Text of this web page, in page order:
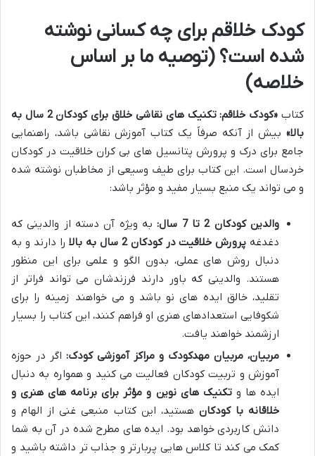
کودک خلاقم برای چه کسانی نوشته
شده است؟ (توصیه ما بر اساس
خلاصه)
کتاب
«کودک خلاقم: تکنیک های نقاشی خلاق برای کودکان 2 سال به
بالا» بیش از آنکه صرفاً یک کتاب آموزش نقاشی باشد، راهنمایی
جامع برای درک و پرورش پتانسیل های بی کران خلاقیت در کودکان
خردسال است. این کتاب برای طیف وسیعی از مخاطبان نوشته شده
و می تواند یک منبع بسیار مفید و مؤثر باشد:
والدین کودکان 2 تا 7 سال:
به ویژه آن دسته از والدینی که
دغدغه پرورش خلاقیت در کودکان 2 سال به بالا
را دارند و به
دنبال روش های عملی، بدون الگو و علمی برای این منظور
هستند. والدینی که باور دارند فرزندشان می تواند فراتر از
تقلید، خالق ایده های نو باشد و می خواهند زمینه را برای
شکوفایی استعدادهای هنری او فراهم کنند، این کتاب را بسیار
ارزشمند خواهند یافت.
مربیان، مربیان مهدکودک و مراکز آموزشی کودک: اگر در حوزه
آموزش و تربیت کودکان فعالیت می کنید و همواره به دنبال
ایده ها وتکنیک های نوین و مؤثر برای برنامه های هنری و
خلاقانه با کودکان هستید، این کتاب منبعی غنی از الهام و
دانش کاربردی خواهد بود. ایده های مطرح شده در آن به شما
کمک می کند تا کلاس هایی پربارتر و جذاب تر داشته باشید و